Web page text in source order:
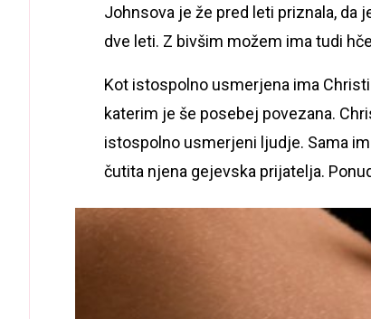
Johnsova je že pred leti priznala, da
dve leti. Z bivšim možem ima tudi
Kot istospolno usmerjena ima
katerim je še posebej povezana.
istospolno usmerjeni ljudje. Sama
čutita njena gejevska prijatelja.